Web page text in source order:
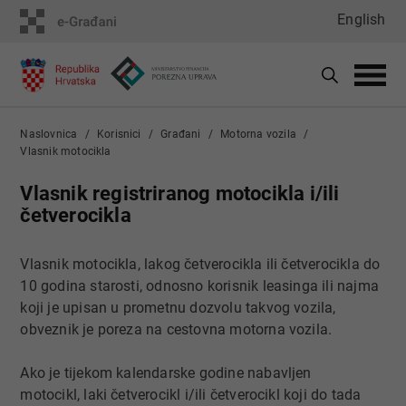
English
Naslovnica Korisnici Građani
Motorna vozila
Vlasnik motocikla
Vlasnik registriranog motocikla i/ili
četverocikla
Vlasnik motocikla, lakog četverocikla ili četverocikla do
10 godina starosti, odnosno korisnik leasinga ili najma
koji je upisan u prometnu dozvolu takvog vozila,
obveznik je poreza na cestovna motorna vozila.
Ako je tijekom kalendarske godine nabavljen
motocikl, laki četverocikl i/ili četverocikl koji do tada